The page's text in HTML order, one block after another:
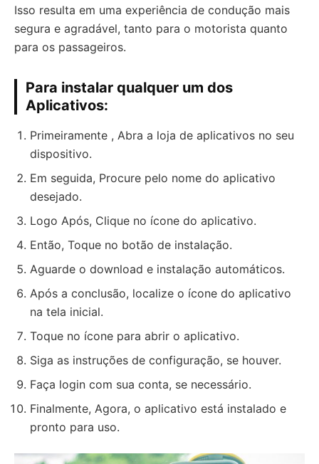
Isso resulta em uma experiência de condução mais
segura e agradável, tanto para o motorista quanto
para os passageiros.
Para instalar qualquer um dos
Aplicativos:
Primeiramente , Abra a loja de aplicativos no seu
dispositivo.
Em seguida, Procure pelo nome do aplicativo
desejado.
Logo Após, Clique no ícone do aplicativo.
Então, Toque no botão de instalação.
Aguarde o download e instalação automáticos.
Após a conclusão, localize o ícone do aplicativo
na tela inicial.
Toque no ícone para abrir o aplicativo.
Siga as instruções de configuração, se houver.
Faça login com sua conta, se necessário.
Finalmente, Agora, o aplicativo está instalado e
pronto para uso.